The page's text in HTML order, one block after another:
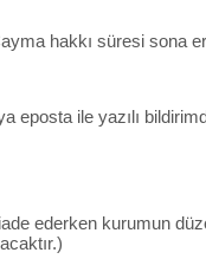
hakkı süresi
eposta ile yazılı
ederken kurumun